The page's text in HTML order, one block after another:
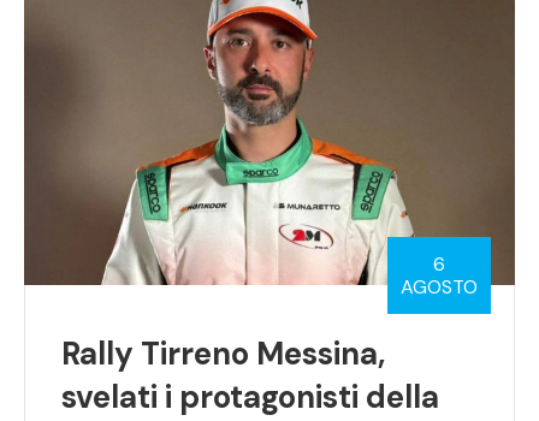
6
AGOSTO
Rally Tirreno Messina,
svelati i protagonisti della